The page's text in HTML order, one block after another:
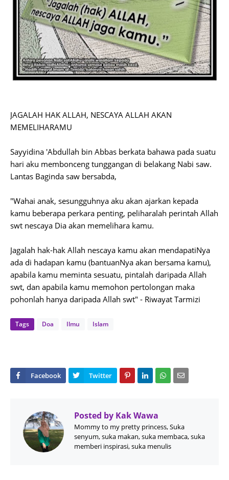
JAGALAH HAK ALLAH, NESCAYA ALLAH AKAN
MEMELIHARAMU
Sayyidina 'Abdullah bin Abbas berkata bahawa pada suatu
hari aku membonceng tunggangan di belakang Nabi saw.
Lantas Baginda saw bersabda,
"Wahai anak, sesungguhnya aku akan ajarkan kepada
kamu beberapa perkara penting, peliharalah perintah Allah
swt nescaya Dia akan memelihara kamu.
Jagalah hak-hak Allah nescaya kamu akan mendapatiNya
ada di hadapan kamu (bantuanNya akan bersama kamu),
apabila kamu meminta sesuatu, pintalah daripada Allah
swt, dan apabila kamu memohon pertolongan maka
pohonlah hanya daripada Allah swt" - Riwayat Tarmizi
Tags Doa Ilmu Islam
Posted by Kak Wawa
Mommy to my pretty princess, Suka
senyum, suka makan, suka membaca, suka
memberi inspirasi, suka menulis